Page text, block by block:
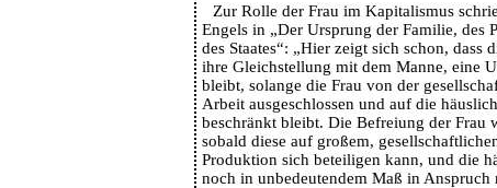
Zur Rolle der Frau im Kapitalismus
Engels in „Der Ursprung der Familie, des
des Staates“: „Hier zeigt sich schon, dass
ihre Gleichstellung mit dem Manne, eine
bleibt, solange die Frau von der
Arbeit ausgeschlossen und auf die
beschränkt bleibt. Die Befreiung der Frau
sobald diese auf großem,
Produktion sich beteiligen kann, und die
noch in unbedeutendem Maß in Anspruch